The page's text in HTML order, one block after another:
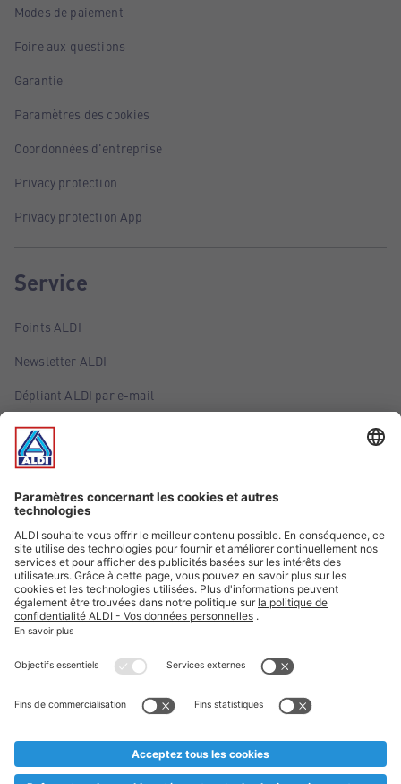
Modes de paiement
Foire aux questions
Garantie
Paramètres des cookies
Coordonnées d'entreprise
Privacy protection
Privacy protection App
Service
Points ALDI
Newsletter ALDI
Dépliant ALDI par e-mail
Offres
Infos essentielles
Suivez ALDI Belgique
Textes marqués d'un astérisque et mentions légales
* Nous vendons ces articles temporairement et jusqu'à
au cas où, malgré le planning bien étudié, nous serions
prématurément en rupture de stock. Prix Recupel et TVA incl.
** Sur ce site, l’utilisation de la forme masculine a été adoptée